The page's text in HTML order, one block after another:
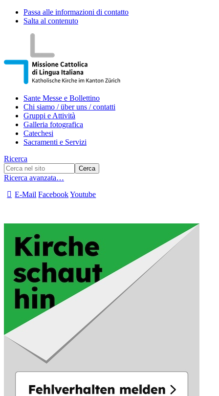
Passa alle informazioni di contatto
Salta al contenuto
Sante Messe e Bollettino
Chi siamo / über uns / contatti
Gruppi e Attività
Galleria fotografica
Catechesi
Sacramenti e Servizi
Ricerca
Ricerca avanzata…
E-Mail FacebookYoutube